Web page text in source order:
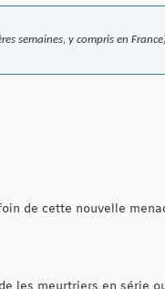
semaines, y compris en
de cette nouvelle